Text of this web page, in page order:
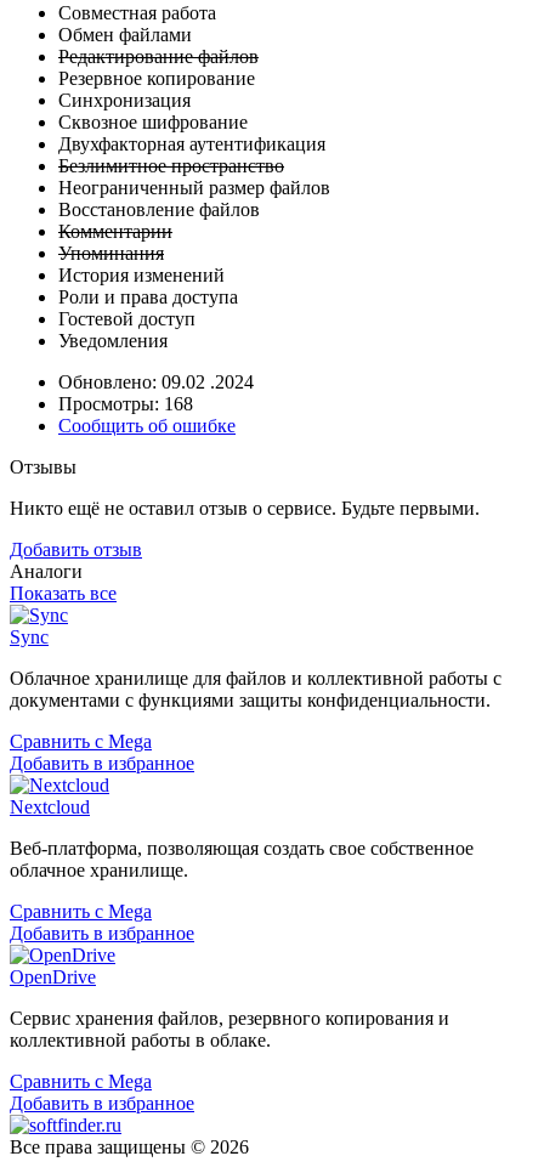
Совместная работа
Обмен файлами
Редактирование файлов
Резервное копирование
Синхронизация
Сквозное шифрование
Двухфакторная аутентификация
Безлимитное пространство
Неограниченный размер файлов
Восстановление файлов
Комментарии
Упоминания
История изменений
Роли и права доступа
Гостевой доступ
Уведомления
Обновлено: 09.02 .2024
Просмотры: 168
Сообщить об ошибке
Отзывы
Никто ещё не оставил отзыв о сервисе. Будьте первыми.
Добавить отзыв
Аналоги
Показать все
Sync
Облачное хранилище для файлов и коллективной работы с
документами с функциями защиты конфиденциальности.
Сравнить с Mega
Добавить в избранное
Nextcloud
Веб-платформа, позволяющая создать свое собственное
облачное хранилище.
Сравнить с Mega
Добавить в избранное
OpenDrive
Сервис хранения файлов, резервного копирования и
коллективной работы в облаке.
Сравнить с Mega
Добавить в избранное
Все права защищены © 2026